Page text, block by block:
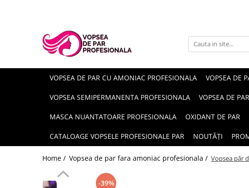
SHOT
VOPSEA DE PAR CU AMONIAC PROFESIONALA VOPSEA DE
VOPSEA SEMIPERMANENTA PROFESIONALA VOPSEA DE
MASCA NUANTATOARE PROFESIONALA OXIDANT DE PAR
CATALOAGE VOPSELE PROFESIONALE PAR NOUTĂȚI
Home / Vopsea de par fara amoniac profesionala / Vopsea păr
-39%